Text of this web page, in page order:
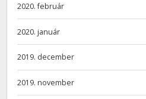
2020. február
2020. január
2019. december
2019. november